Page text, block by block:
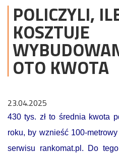
POLICZYLI,
KOSZTUJE
OTO KWOTA
23.04.2025
430 tys. zł to średnia kwota
roku, by wznieść 100-
serwisu rankomat.pl. Do